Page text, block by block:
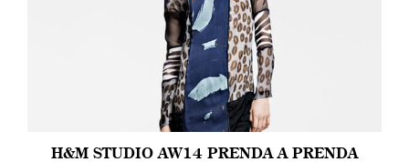
H&M STUDIO AW14 PRENDA A PRENDA